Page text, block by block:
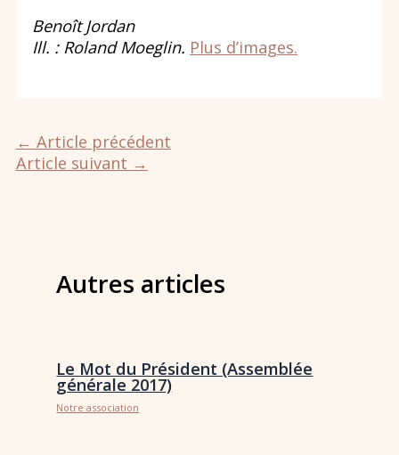
Benoît Jordan
Ill. : Roland Moeglin. Plus d’images.
← Article précédent
Article suivant →
Autres articles
Le Mot du Président (Assemblée
générale 2017)
Notre association